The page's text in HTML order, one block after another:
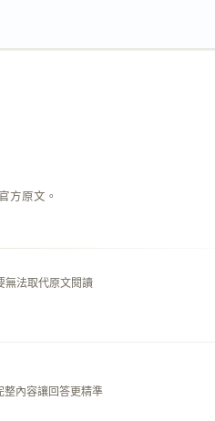
方原文。
法取代原文閱讀
內容讓回答更精準